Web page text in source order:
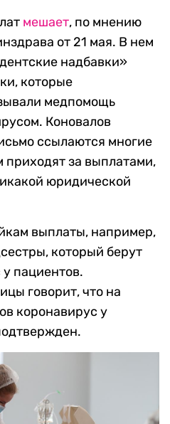
мешает, по мнению
от 21 мая. В нем
надбавки»
которые
медпомощь
Коновалов
ссылаются многие
приходят за выплатами,
юридической
выплаты, например,
который берут
пациентов.
говорит, что на
коронавирус у